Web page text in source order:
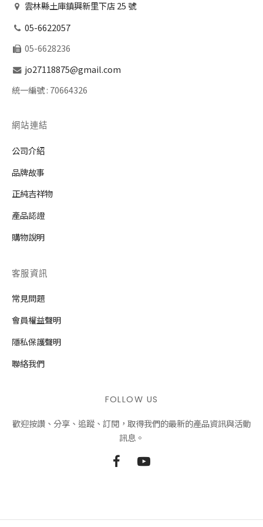
雲林縣土庫鎮興新里下店 25 號
05-6622057
05-6628236
jo27118875@gmail.com
統一編號 : 70664326
網站連結
公司介紹
品牌故事
正純吉祥物
產品認證
購物說明
客服資訊
常見問題
會員權益聲明
隱私保護聲明
聯絡我們
FOLLOW US
歡迎按讚、分享、追蹤、訂閱，取得我們的最新的產品資訊與活動
訊息。